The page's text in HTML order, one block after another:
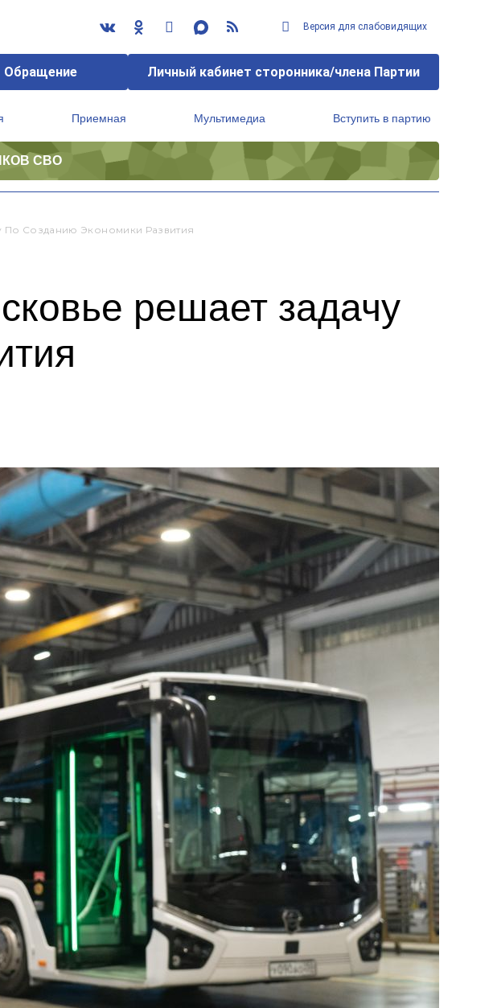
Версия для слабовидящих
Обращение Личный кабинет сторонника/члена Партии
Приемная Мультимедиа Вступить в партию
СВО
По Созданию Экономики Развития
решает задачу